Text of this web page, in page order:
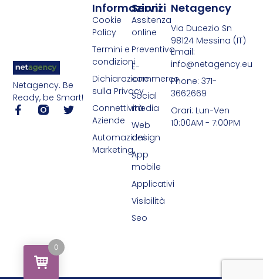
Netagency. Be
Ready, be Smart!
Servizi
Assitenza
online
Preventivo
E-
commerce
Social
media
Web
design
App
mobile
Applicativi
Visibilità
Seo
Informazioni
Cookie
Policy
Termini e
condizioni
Dichiarazione
sulla Privacy
Connettività
Aziende
Automazioni
Marketing
Netagency
Via Ducezio Sn
98124 Messina (IT)
Email:
info@netagency.eu
Phone: 371-
3662669
Orari: Lun-Ven
10:00AM - 7:00PM
0